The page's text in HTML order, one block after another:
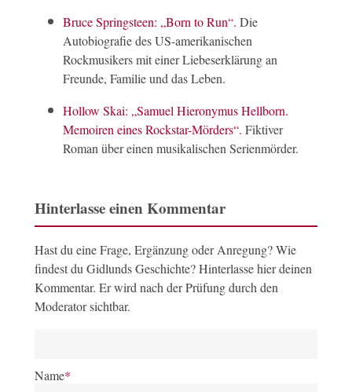
Bruce Springsteen: „Born to Run“. Die
Autobiografie des US-amerikanischen
Rockmusikers mit einer Liebeserklärung an
Freunde, Familie und das Leben.
Hollow Skai: „Samuel Hieronymus Hellborn.
Memoiren eines Rockstar-Mörders“. Fiktiver
Roman über einen musikalischen Serienmörder.
Hinterlasse einen Kommentar
Hast du eine Frage, Ergänzung oder Anregung? Wie
findest du Gidlunds Geschichte? Hinterlasse hier deinen
Kommentar. Er wird nach der Prüfung durch den
Moderator sichtbar.
Name*